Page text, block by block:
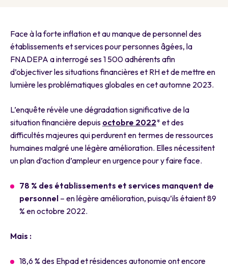
Face à la forte inflation et au manque de personnel des
établissements et services pour personnes âgées, la
FNADEPA a interrogé ses 1 500 adhérents afin
d’objectiver les situations financières et RH et de mettre en
lumière les problématiques globales en cet automne 2023.
L’enquête révèle une dégradation significative de la
situation financière depuis octobre 2022* et des
difficultés majeures qui perdurent en termes de ressources
humaines malgré une légère amélioration. Elles nécessitent
un plan d’action d’ampleur en urgence pour y faire face.
78 % des établissements et services manquent de
personnel – en légère amélioration, puisqu’ils étaient 89
% en octobre 2022.
Mais :
18,6 % des Ehpad et résidences autonomie ont encore